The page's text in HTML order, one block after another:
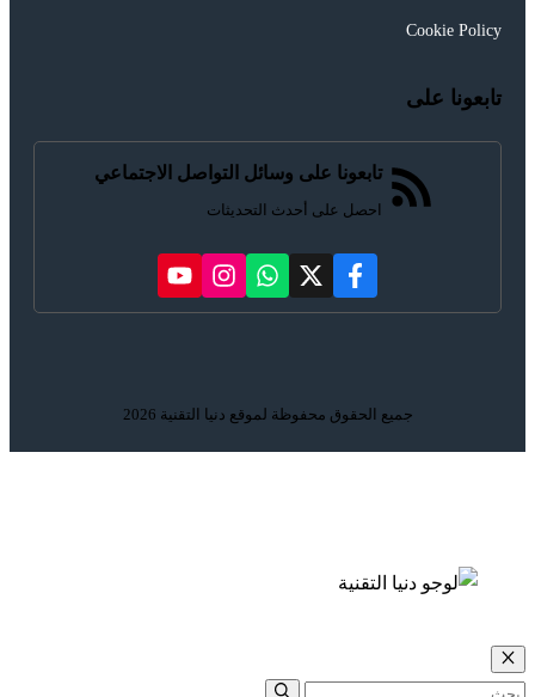
Cookie Policy
تابعونا على
تابعونا على وسائل التواصل الاجتماعي
احصل على أحدث التحديثات
جميع الحقوق محفوظة لموقع دنيا التقنية 2026
إغلاق
البحث